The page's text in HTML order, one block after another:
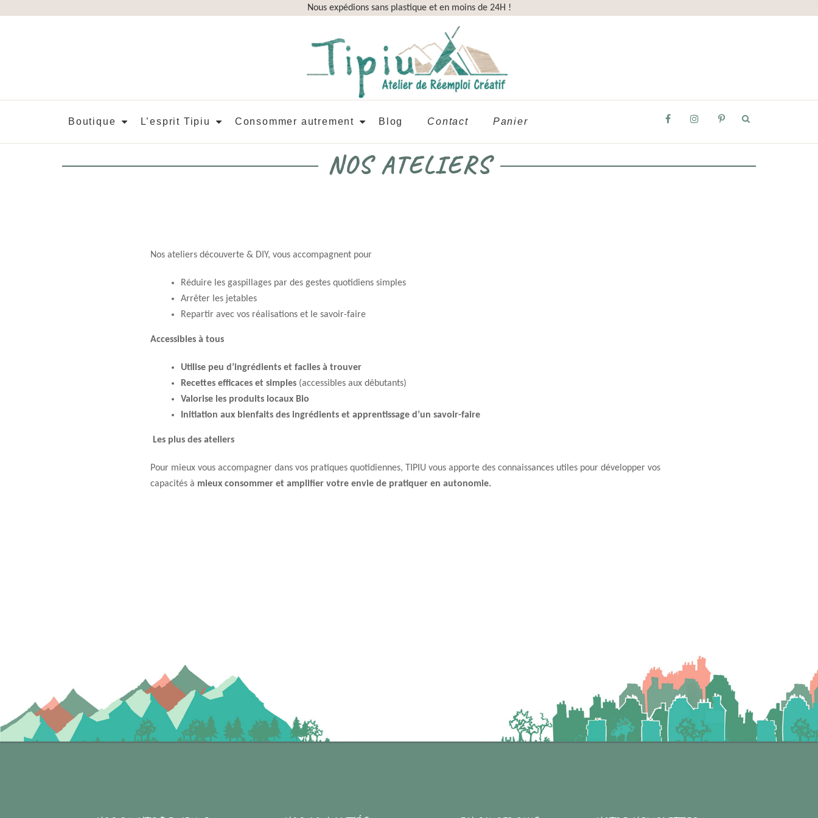
Nous expédions sans plastique et en moins de 24H !
fa-
fa-
fa-
Boutique L’esprit Tipiu Consommer autrement Blog Contact Panier
NOS ATELIERS
Nos ateliers découverte & DIY, vous accompagnent pour
Réduire les gaspillages par des gestes quotidiens simples
Arrêter les jetables
Repartir avec vos réalisations et le savoir-faire
Accessibles à tous
Utilise peu d’ingrédients et faciles à trouver
Recettes efficaces et simples (accessibles aux débutants)
Valorise les produits locaux Bio
Initiation aux bienfaits des ingrédients et apprentissage d’un savoir-faire
Les plus des ateliers
Pour mieux vous accompagner dans vos pratiques quotidiennes, TIPIU vous apporte des connaissances utiles pour développer vos
capacités à mieux consommer et amplifier votre envie de pratiquer en autonomie.